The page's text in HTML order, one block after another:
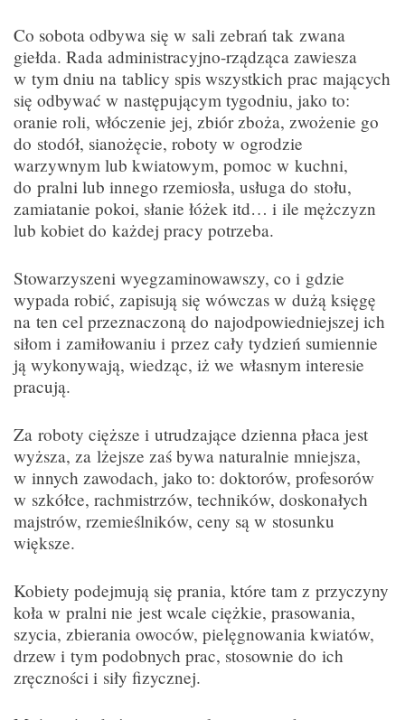
Co sobota odbywa się w sali zebrań tak zwana
giełda. Rada administracyjno-rządząca zawiesza
w tym dniu na tablicy spis wszystkich prac mających
się odbywać w następującym tygodniu, jako to:
oranie roli, włóczenie jej, zbiór zboża, zwożenie go
do stodół, sianożęcie, roboty w ogrodzie
warzywnym lub kwiatowym, pomoc w kuchni,
do pralni lub innego rzemiosła, usługa do stołu,
zamiatanie pokoi, słanie łóżek itd… i ile mężczyzn
lub kobiet do każdej pracy potrzeba.
Stowarzyszeni wyegzaminowawszy, co i gdzie
wypada robić, zapisują się wówczas w dużą księgę
na ten cel przeznaczoną do najodpowiedniejszej ich
siłom i zamiłowaniu i przez cały tydzień sumiennie
ją wykonywają, wiedząc, iż we własnym interesie
pracują.
Za roboty cięższe i utrudzające dzienna płaca jest
wyższa, za lżejsze zaś bywa naturalnie mniejsza,
w innych zawodach, jako to: doktorów, profesorów
w szkółce, rachmistrzów, techników, doskonałych
majstrów, rzemieślników, ceny są w stosunku
większe.
Kobiety podejmują się prania, które tam z przyczyny
koła w pralni nie jest wcale ciężkie, prasowania,
szycia, zbierania owoców, pielęgnowania kwiatów,
drzew i tym podobnych prac, stosownie do ich
zręczności i siły fizycznej.